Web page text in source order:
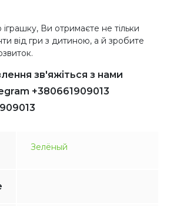
Ви отримаєте не тільки
від гри з дитиною, а й зробите
зв'яжіться з нами
+380661909013
Зелёный